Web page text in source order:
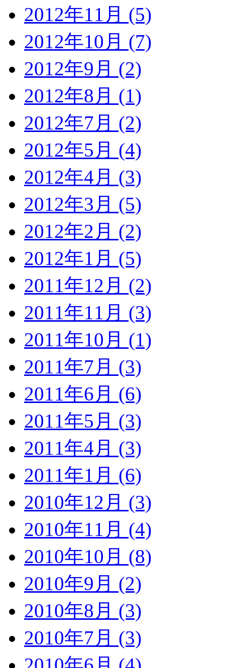
2012年11月 (5)
2012年10月 (7)
2012年9月 (2)
2012年8月 (1)
2012年7月 (2)
2012年5月 (4)
2012年4月 (3)
2012年3月 (5)
2012年2月 (2)
2012年1月 (5)
2011年12月 (2)
2011年11月 (3)
2011年10月 (1)
2011年7月 (3)
2011年6月 (6)
2011年5月 (3)
2011年4月 (3)
2011年1月 (6)
2010年12月 (3)
2010年11月 (4)
2010年10月 (8)
2010年9月 (2)
2010年8月 (3)
2010年7月 (3)